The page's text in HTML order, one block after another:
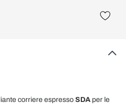
corriere espresso SDA per le